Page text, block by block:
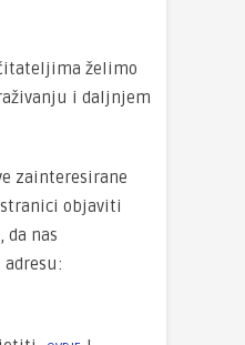
želimo
i daljnjem
zainteresirane
objaviti
da nas